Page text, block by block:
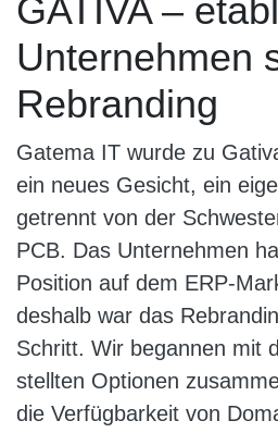
GATIVA –
Unternehmen
Rebranding
Gatema IT wurde zu
ein neues Gesicht, ein
getrennt von der
PCB. Das Unternehmen
Position auf dem ERP-
deshalb war das
Schritt. Wir begannen mit
stellten Optionen
die Verfügbarkeit von